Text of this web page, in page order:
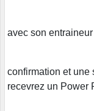
* Choix du
avec son
* Aprés
confirmation et une
recevrez un Power